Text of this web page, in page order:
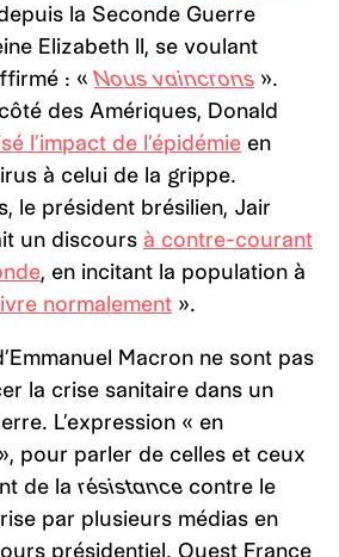
la Seconde Guerre
Elizabeth II, se voulant
: «Nous vaincrons ».
des Amériques, Donald
l’impact de l’épidémie en
à celui de la grippe.
le président brésilien, Jair
un discours à contre-courant
, en incitant la population à
normalement ».
Macron ne sont pas
la crise sanitaire dans un
L’expression « en
pour parler de celles et ceux
de la résistance contre le
par plusieurs médias en
présidentiel. Ouest France